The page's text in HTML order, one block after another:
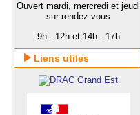
Ouvert mardi, mercredi et jeudi
sur rendez-vous
9h - 12h et 14h - 17h
Liens utiles